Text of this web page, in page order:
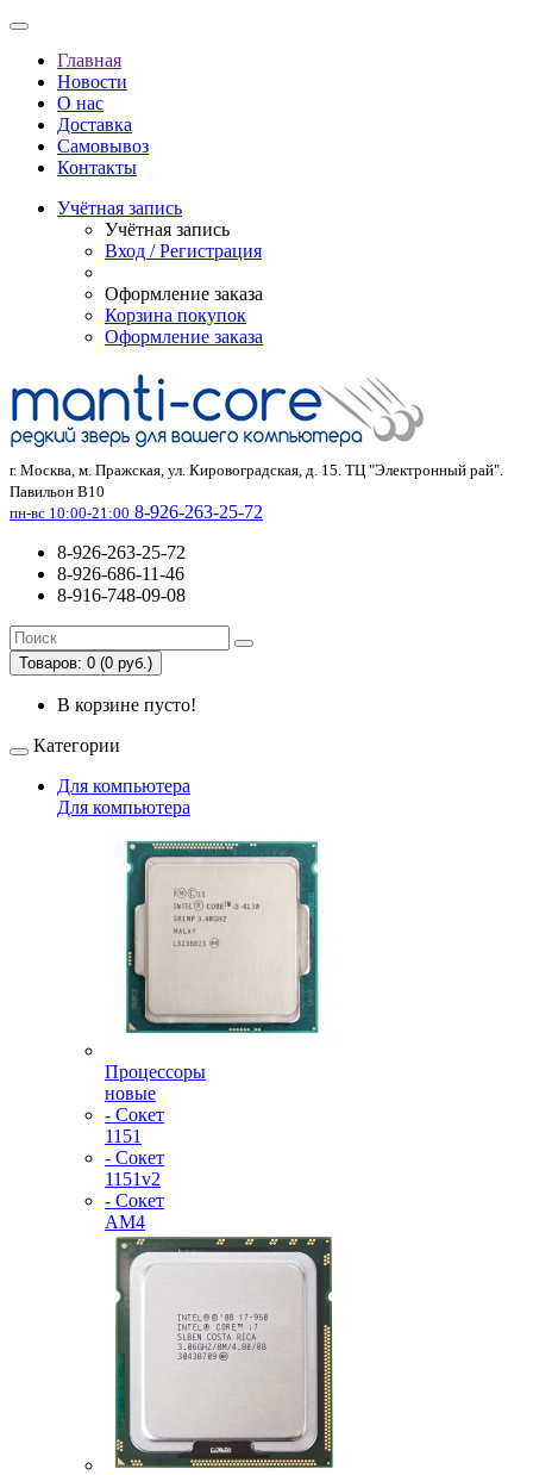
Главная
Новости
О нас
Доставка
Самовывоз
Контакты
Учётная запись
Учётная запись
Вход / Регистрация
Оформление заказа
Корзина покупок
Оформление заказа
г. Москва, м. Пражская, ул. Кировоградская, д. 15. ТЦ "Электронный рай".
Павильон В10
пн-вс 10:00-21:00 8-926-263-25-72
8-926-263-25-72
8-926-686-11-46
8-916-748-09-08
Товаров: 0 (0 руб.)
В корзине пусто!
Категории
Для компьютера
Для компьютера
Процессоры
новые
- Сокет
1151
- Сокет
1151v2
- Сокет
AM4